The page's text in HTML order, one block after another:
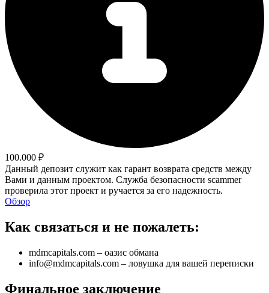
100.000 ₽
Данный депозит служит как гарант возврата средств между
Вами и данным проектом. Служба безопасности scammer
проверила этот проект и ручается за его надежность.
Обзор
Как связаться и не пожалеть:
mdmcapitals.com – оазис обмана
info@mdmcapitals.com – ловушка для вашей переписки
Финальное заключение